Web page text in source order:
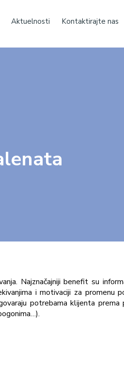
Aktuelnosti Kontaktirajte nas
Najznačajniji benefit su
i motivaciji za promenu
potrebama klijenta prema